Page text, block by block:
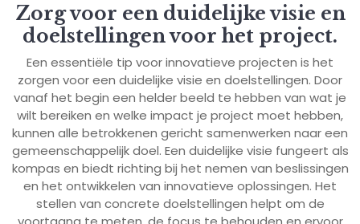
Zorg voor een duidelijke visie en
doelstellingen voor het project.
Een essentiële tip voor innovatieve projecten is het
zorgen voor een duidelijke visie en doelstellingen. Door
vanaf het begin een helder beeld te hebben van wat je
wilt bereiken en welke impact je project moet hebben,
kunnen alle betrokkenen gericht samenwerken naar een
gemeenschappelijk doel. Een duidelijke visie fungeert als
kompas en biedt richting bij het nemen van beslissingen
en het ontwikkelen van innovatieve oplossingen. Het
stellen van concrete doelstellingen helpt om de